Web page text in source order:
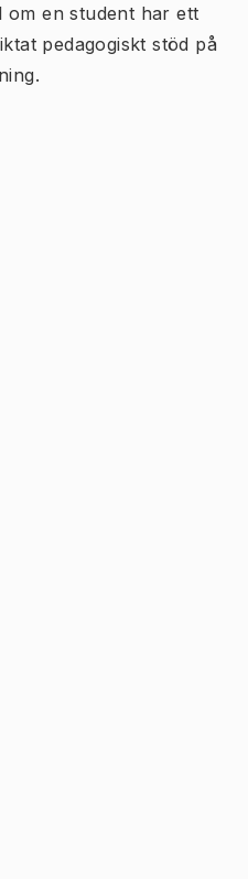
om en student har ett
pedagogiskt stöd på